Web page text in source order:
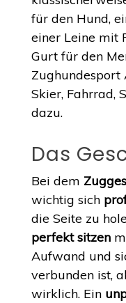
für den Hund,
einer Leine mit
Gurt für den
Skier, Fahrrad,
dazu.
Das
Bei dem
wichtig sich
die Seite zu
perfekt sitzen
Aufwand und
verbunden ist,
wirklich. Ein